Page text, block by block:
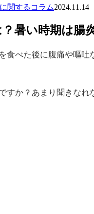
関するコラム2024.11.14
暑い時期は腸
食べた後に腹痛や嘔
すか？あまり聞きな